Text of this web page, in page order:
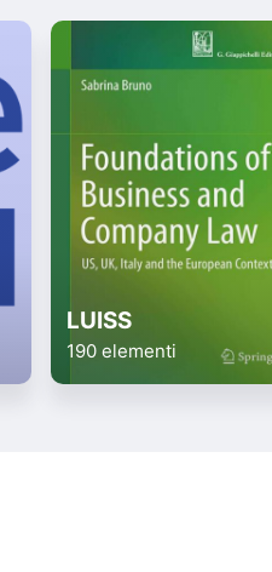
LUISS
190 elementi